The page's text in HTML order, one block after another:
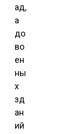
ад,
а
до
во
ен
ны
х
зд
ан
ий